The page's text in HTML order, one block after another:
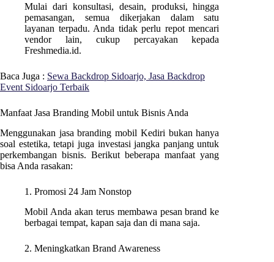
Mulai dari konsultasi, desain, produksi, hingga
pemasangan, semua dikerjakan dalam satu
layanan terpadu. Anda tidak perlu repot mencari
vendor lain, cukup percayakan kepada
Freshmedia.id.
Baca Juga : Sewa Backdrop Sidoarjo, Jasa Backdrop
Event Sidoarjo Terbaik
Manfaat Jasa Branding Mobil untuk Bisnis Anda
Menggunakan jasa branding mobil Kediri bukan hanya
soal estetika, tetapi juga investasi jangka panjang untuk
perkembangan bisnis. Berikut beberapa manfaat yang
bisa Anda rasakan:
1. Promosi 24 Jam Nonstop
Mobil Anda akan terus membawa pesan brand ke
berbagai tempat, kapan saja dan di mana saja.
2. Meningkatkan Brand Awareness